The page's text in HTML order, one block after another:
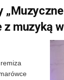
muzyką